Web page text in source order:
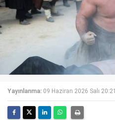
Yayınlanma: 09 Haziran 2026 Salı 20:21